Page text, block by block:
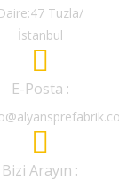
Tuzla/
İstanbul
E-Posta :
Bizi Arayın :